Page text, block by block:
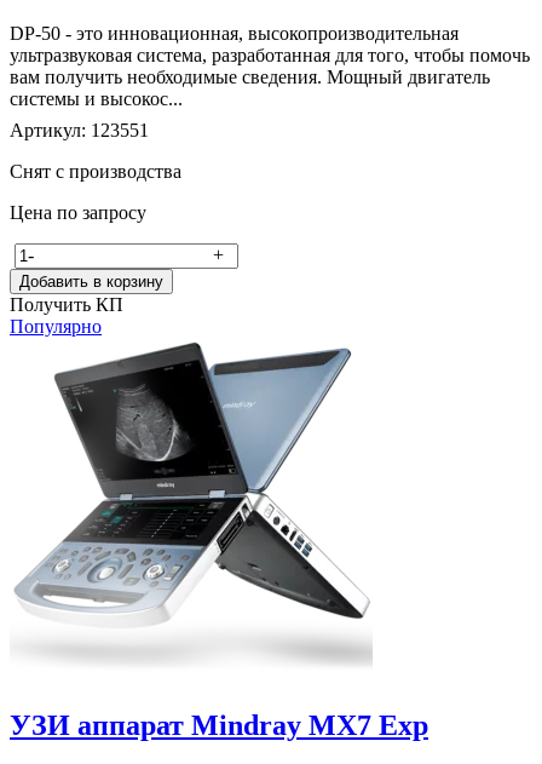
DP-50 - это инновационная, высокопроизводительная
ультразвуковая система, разработанная для того, чтобы помочь
вам получить необходимые сведения. Мощный двигатель
системы и высокос...
Артикул: 123551
Снят с производства
Цена по запросу
- +
Добавить в корзину
Получить КП
Популярно
УЗИ аппарат Mindray MX7 Exp